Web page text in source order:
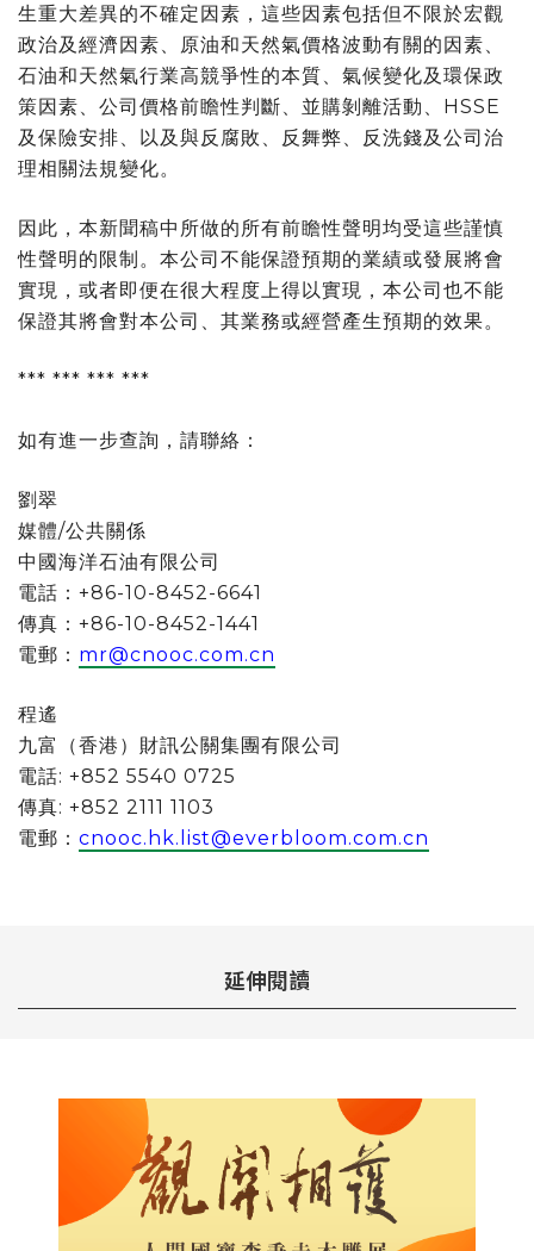
生重大差異的不確定因素，這些因素包括但不限於宏觀
政治及經濟因素、原油和天然氣價格波動有關的因素、
石油和天然氣行業高競爭性的本質、氣候變化及環保政
策因素、公司價格前瞻性判斷、並購剝離活動、HSSE
及保險安排、以及與反腐敗、反舞弊、反洗錢及公司治
理相關法規變化。
因此，本新聞稿中所做的所有前瞻性聲明均受這些謹慎
性聲明的限制。本公司不能保證預期的業績或發展將會
實現，或者即便在很大程度上得以實現，本公司也不能
保證其將會對本公司、其業務或經營產生預期的效果。
*** *** *** ***
如有進一步查詢，請聯絡：
劉翠
媒體/公共關係
中國海洋石油有限公司
電話：+86-10-8452-6641
傳真：+86-10-8452-1441
電郵： mr@cnooc.com.cn
程遙
九富（香港）財訊公關集團有限公司
電話: +852 5540 0725
傳真: +852 2111 1103
電郵： cnooc.hk.list@everbloom.com.cn
延伸閱讀